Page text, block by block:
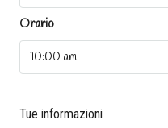
Orario
10:00 am
Tue informazioni